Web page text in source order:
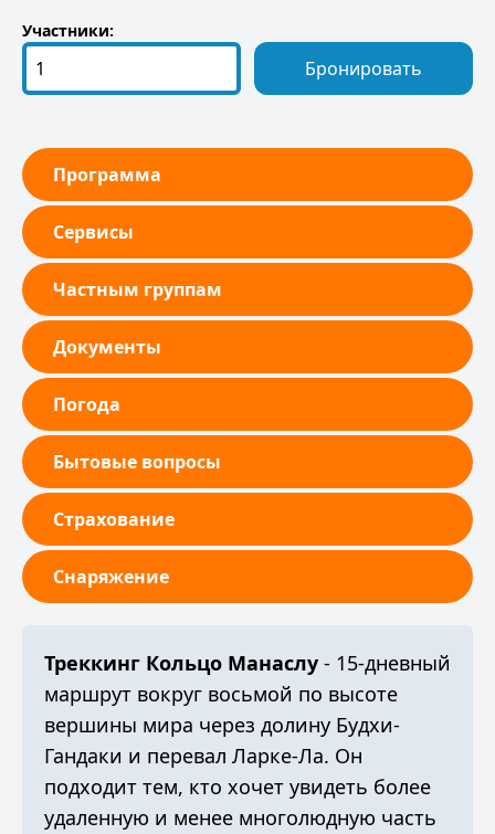
Участники:
Бронировать
Программа
Сервисы
Частным группам
Документы
Погода
Бытовые вопросы
Страхование
Снаряжение
Треккинг Кольцо Манаслу - 15-дневный
маршрут вокруг восьмой по высоте
вершины мира через долину Будхи-
Гандаки и перевал Ларке-Ла. Он
подходит тем, кто хочет увидеть более
удаленную и менее многолюдную часть